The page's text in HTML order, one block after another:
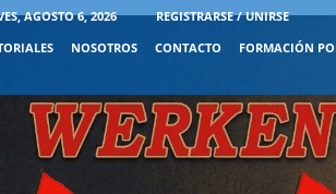
AGOSTO 6, 2026
REGISTRARSE / UNIRSE
NOSOTROS CONTACTO FORMACIÓN